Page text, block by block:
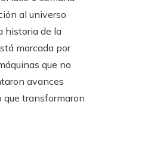
al universo
historia de la
marcada por
que no
avances
que transformaron